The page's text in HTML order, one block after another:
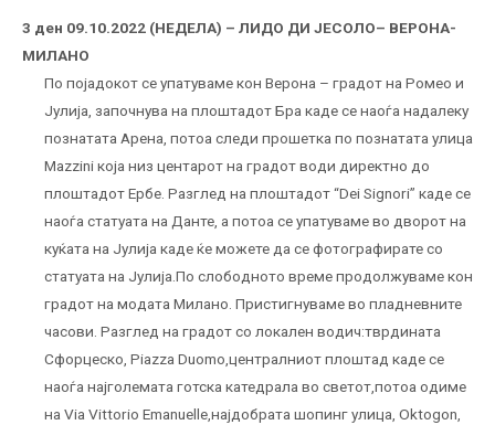
3 ден 09.10.2022 (НЕДЕЛА) – ЛИДО ДИ ЈЕСОЛО– ВЕРОНА-
МИЛАНО
По појадокот се упатуваме кон Верона – градот на Ромео и
Јулија, започнува на плоштадот Бра каде се наоѓа надалеку
познатата Арена, потоа следи прошетка по познатата улица
Mazzini која низ центарот на градот води директно до
плоштадот Ербе. Разглед на плоштадот “Dei Signori” каде се
наоѓа статуата на Данте, а потоа се упатуваме во дворот на
куќата на Јулија каде ќе можете да се фотографирате со
статуата на Јулија.По слободното време продолжуваме кон
градот на модата Милано. Пристигнуваме во пладневните
часови. Разглед на градот со локален водич:тврдината
Сфорцеско, Piazza Duomo,централниот плоштад каде се
наоѓа најголемата готска катедрала во светот,потоа одиме
на Via Vittorio Emanuelle,најдобрата шопинг улица, Oktogon,